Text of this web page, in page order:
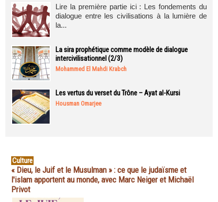
Lire la première partie ici : Les fondements du
dialogue entre les civilisations à la lumière de
la...
La sira prophétique comme modèle de dialogue
intercivilisationnel (2/3)
Mohammed El Mahdi Krabch
Les vertus du verset du Trône – Ayat al-Kursi
Housman Omarjee
Culture
« Dieu, le Juif et le Musulman » : ce que le judaïsme et
l'islam apportent au monde, avec Marc Neiger et Michaël
Privot